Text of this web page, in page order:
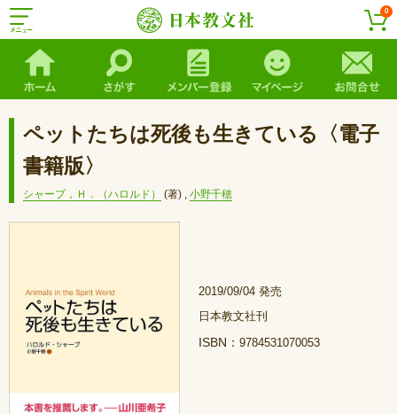
0
ペットたちは死後も生きている〈電子
書籍版〉
シャープ，Ｈ．（ハロルド） (著) , 小野千穂
2019/09/04 発売
日本教文社刊
ISBN： 9784531070053